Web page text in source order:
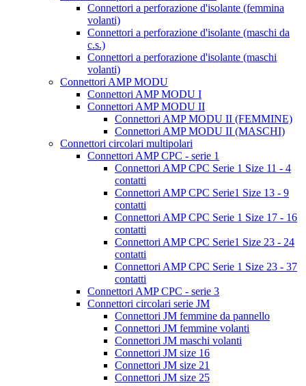
Connettori a perforazione d'isolante (femmina
volanti)
Connettori a perforazione d'isolante (maschi da
c.s.)
Connettori a perforazione d'isolante (maschi
volanti)
Connettori AMP MODU
Connettori AMP MODU I
Connettori AMP MODU II
Connettori AMP MODU II (FEMMINE)
Connettori AMP MODU II (MASCHI)
Connettori circolari multipolari
Connettori AMP CPC - serie 1
Connettori AMP CPC Serie 1 Size 11 - 4
contatti
Connettori AMP CPC Serie1 Size 13 - 9
contatti
Connettori AMP CPC Serie 1 Size 17 - 16
contatti
Connettori AMP CPC Serie1 Size 23 - 24
contatti
Connettori AMP CPC Serie 1 Size 23 - 37
contatti
Connettori AMP CPC - serie 3
Connettori circolari serie JM
Connettori JM femmine da pannello
Connettori JM femmine volanti
Connettori JM maschi volanti
Connettori JM size 16
Connettori JM size 21
Connettori JM size 25